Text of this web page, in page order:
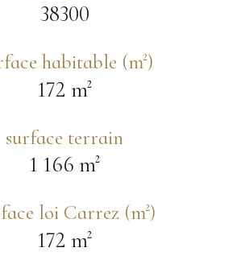
38300
habitable (m²)
172 m²
surface terrain
1 166 m²
loi Carrez (m²)
172 m²